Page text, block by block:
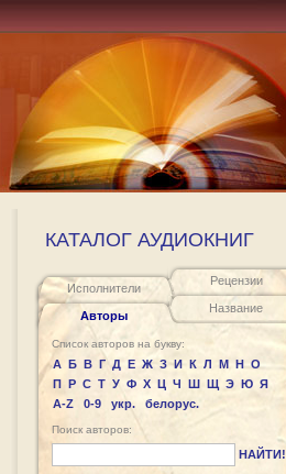
КАТАЛОГ АУДИОКНИГ
Исполнители
Авторы
Рецензии
Название
Список авторов на букву:
А Б В Г Д Е Ж З И К Л М Н О
П Р С Т У Ф Х Ц Ч Ш Щ Э Ю Я
A-Z
0-9 укр. белорус.
Поиск авторов:
НАЙТИ!